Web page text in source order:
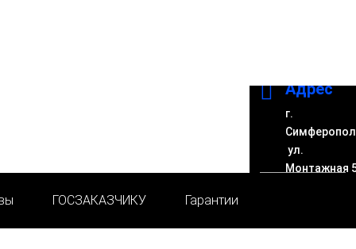
 Адрес
г.
ул.
Монтажная
ГОСЗАКАЗЧИКУ Гарантии